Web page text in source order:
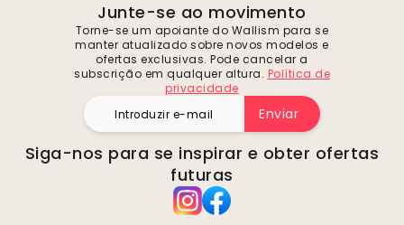
Junte-se ao movimento
Torne-se um apoiante do Wallism para se
manter atualizado sobre novos modelos e
ofertas exclusivas. Pode cancelar a
subscrição em qualquer altura. Política de
privacidade
Enviar
Siga-nos para se inspirar e obter ofertas
futuras